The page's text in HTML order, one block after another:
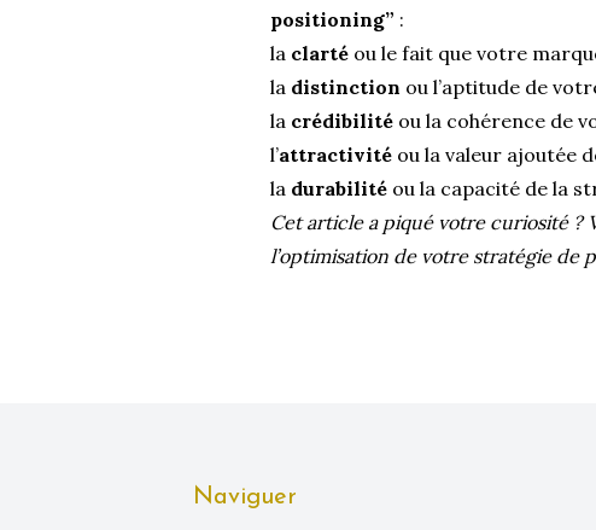
positioning” :
la clarté ou le fait que votre
la distinction ou l’aptitude de
la crédibilité ou la cohérence de
l’attractivité ou la valeur ajoutée
la durabilité ou la capacité de la
Cet article a piqué votre curiosité ?
l’optimisation de votre stratégie de
Naviguer